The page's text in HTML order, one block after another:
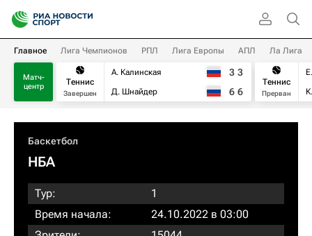
Главное Лига Чемпионов РПЛ Лига Европы АПЛ Ла Лига
Матч-
центр
Теннис
Завершен
А. Калинская
Д. Шнайдер
3 3
6 6
Теннис
Прерван
Баскетбол
НБА
Тур:
1
Время начала:
24.10.2022 в 03:00